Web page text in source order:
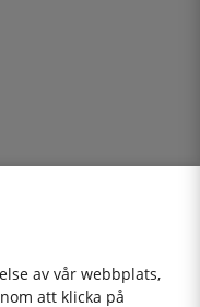
av vår webbplats,
att klicka på